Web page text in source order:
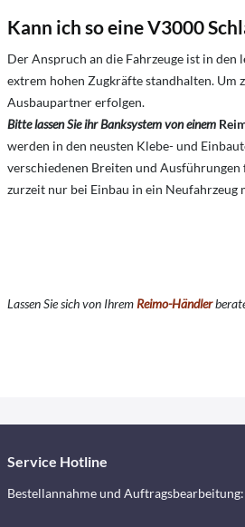
Kann ich so eine V3000
Der Anspruch an die Fahrzeuge ist in
extrem hohen Zugkräfte standhalten. Um
Ausbaupartner erfolgen.
Bitte lassen Sie ihr Banksystem von einem
werden in den neusten Klebe- und
verschiedenen Breiten und
zurzeit nur bei Einbau in ein Neufahrzeug
Lassen Sie sich von IhremReimo-Händler
Service Hotline
Bestellannahme und Auftragsbearbeitung: